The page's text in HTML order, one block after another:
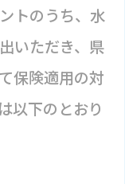
トのうち、水
いただき、県
保険適用の対
以下のとおり